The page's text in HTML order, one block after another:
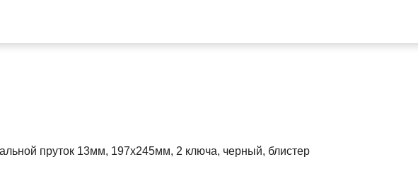
пруток 13мм, 197х245мм, 2 ключа, черный, блистер